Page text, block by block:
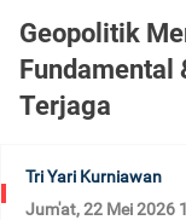
Geopolitik
Fundamental
Terjaga
Tri Yari Kurniawan
Jum'at, 22 Mei 2026